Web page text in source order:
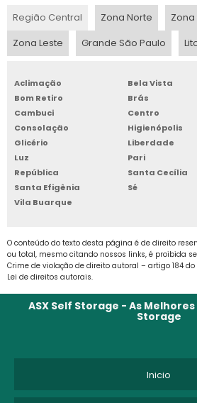
E pensando no bem-
consumidores, as
meio de funcionários
todos os questionamentos a
ou demais recursos
tudo para fidelizar a
credibilidade. Então,
rápida e cômoda para
está testada e liberada,
BOX DE ARMAZENAGEM
BOX GUARDA TUDO
BOX PARA ALUGAR
BOX PARA GUARDAR
BOX PARA GUARDAR MÓVEIS
BOX SELF STORAGE
CUSTO ARMAZENAGEM ESTOQUE
Região Central Zona Norte
Zona Leste
Grande São Paulo
Aclimação
Bela Vista
Bom Retiro
Brás
Cambuci
Centro
Consolação
Higienópolis
Glicério
Liberdade
Luz
Pari
República
Santa Cecília
Santa Efigênia
Sé
Vila Buarque
O conteúdo do texto desta página é de direito
ou total, mesmo citando nossos links, é proibida
Crime de violação de direito autoral – artigo 184 do
Lei de direitos autorais.
ASX Self Storage - As
Storage
Inicio